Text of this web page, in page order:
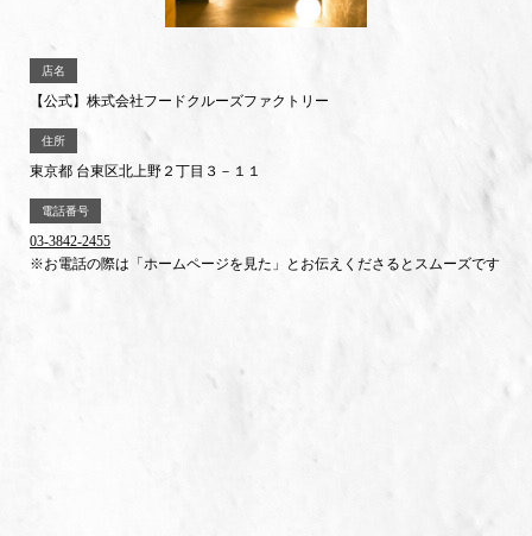
店名
【公式】株式会社フードクルーズファクトリー
住所
東京都 台東区北上野２丁目３－１１
電話番号
03-3842-2455
※お電話の際は「ホームページを見た」とお伝えくださるとスムーズです